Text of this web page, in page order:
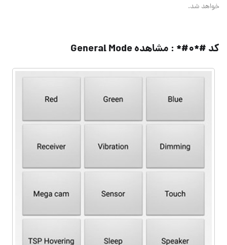
خواهد شد.
کد #*۰#* : مشاهده General Mode